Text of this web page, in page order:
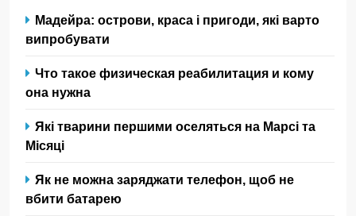
Мадейра: острови, краса і пригоди, які варто
випробувати
Что такое физическая реабилитация и кому
она нужна
Які тварини першими оселяться на Марсі та
Місяці
Як не можна заряджати телефон, щоб не
вбити батарею